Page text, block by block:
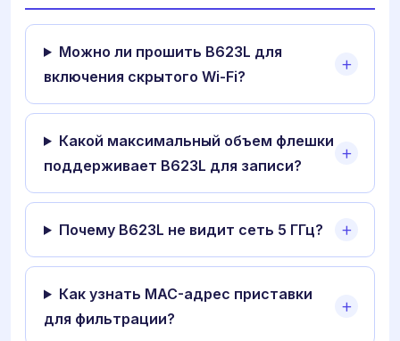
Можно ли прошить B623L для
включения скрытого Wi-Fi?
Какой максимальный объем флешки
поддерживает B623L для записи?
Почему B623L не видит сеть 5 ГГц?
Как узнать MAC-адрес приставки
для фильтрации?